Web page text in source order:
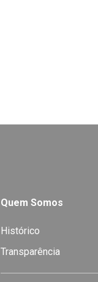
Quem Somos
Histórico
Transparência